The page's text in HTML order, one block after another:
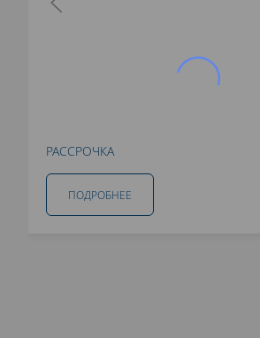
РАССРОЧКА
ПОДРОБНЕЕ